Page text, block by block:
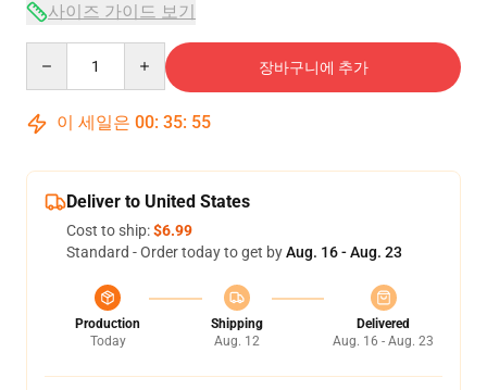
사이즈 가이드 보기
장바구니에 추가
이 세일은 00: 35: 54
Deliver to United States
Cost to ship:$6.99
Standard - Order today to get byAug. 16 - Aug. 23
Production
Today
Shipping
Aug. 12
Delivered
Aug. 16 - Aug. 23